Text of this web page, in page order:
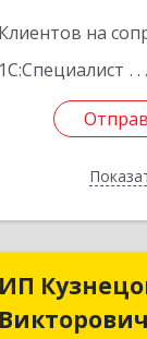
Клиентов на
1С:Специалист
ИП
Викторович
ИП